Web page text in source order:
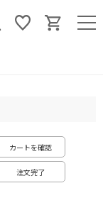
カートを確認
注文完了